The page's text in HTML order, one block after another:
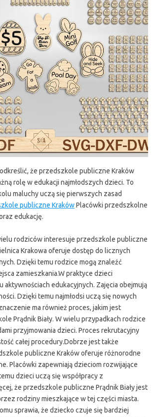
że przedszkole publiczne Kraków
rolę w edukacji najmłodszych dzieci. To
maluchy uczą się pierwszych zasad
publiczne KrakówPlacówki przedszkolne
edukację.
rodziców interesuje przedszkole publiczne
Krakowa oferuje dostęp do licznych
Dzięki temu rodzice mogą znaleźć
zamieszkania.W praktyce dzieci
aktywnościach edukacyjnych. Zajęcia obejmują
Dzięki temu najmłodsi uczą się nowych
ma również proces, jakim jest
Prądnik Biały. W wielu przypadkach rodzice
przyjmowania dzieci. Proces rekrutacyjny
całej procedury.Dobrze jest także
publiczne Kraków oferuje różnorodne
Placówki zapewniają dzieciom rozwijające
dzieci uczą się współpracy z
że przedszkole publiczne Prądnik Biały jest
rodziny mieszkające w tej części miasta.
sprawia, że dziecko czuje się bardziej